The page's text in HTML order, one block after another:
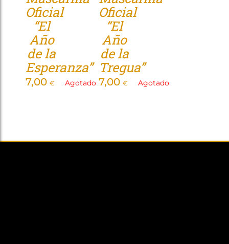
Oficial
“El
Año
de la
Esperanza”
7,00 € Agotado
Oficial
“El
Año
de la
Tregua”
7,00 € Agotado